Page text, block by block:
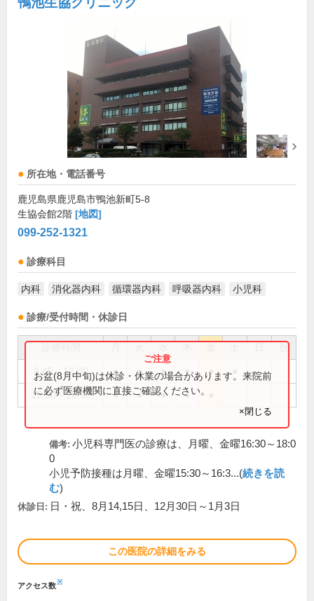
所在地・電話番号
鹿児島県鹿児島市鴨池新町5-8
生協会館2階 [地図]
099-252-1321
診療科目
内科 消化器内科 循環器内科 呼吸器内科 小児科
診療/受付時間・休診日
祝
8:45～12:00 ● ● ● ● ●
15:00～18:00 ● ● ● ●
お盆(8月中旬)は休診・休業の場合があります。来院前
に必ず医療機関に直接ご確認ください。
×閉じる
備考: 小児科専門医の診療は、月曜、金曜16:30～18:0
0
小児予防接種は月曜、金曜15:30～16:3...(続きを読
む)
休診日: 日・祝、8月14,15日、12月30日～1月3日
この医院の詳細をみる
アクセス数※